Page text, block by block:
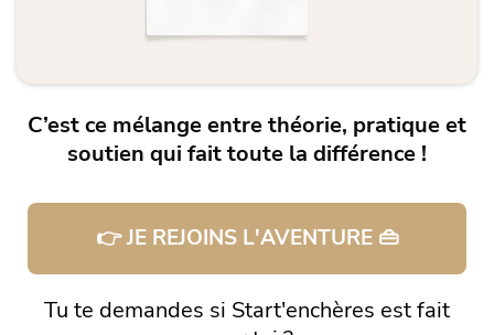
C’est ce mélange entre théorie, pratique et
soutien qui fait toute la différence !
👉 JE REJOINS L'AVENTURE 👜
Tu te demandes si Start'enchères est fait